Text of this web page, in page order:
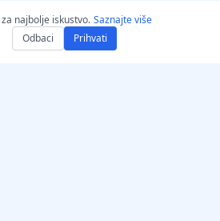
Autentifikator
Konvertuj audio/video u
najbolje iskustvo. Saznajte više
Odbaci
Prihvati